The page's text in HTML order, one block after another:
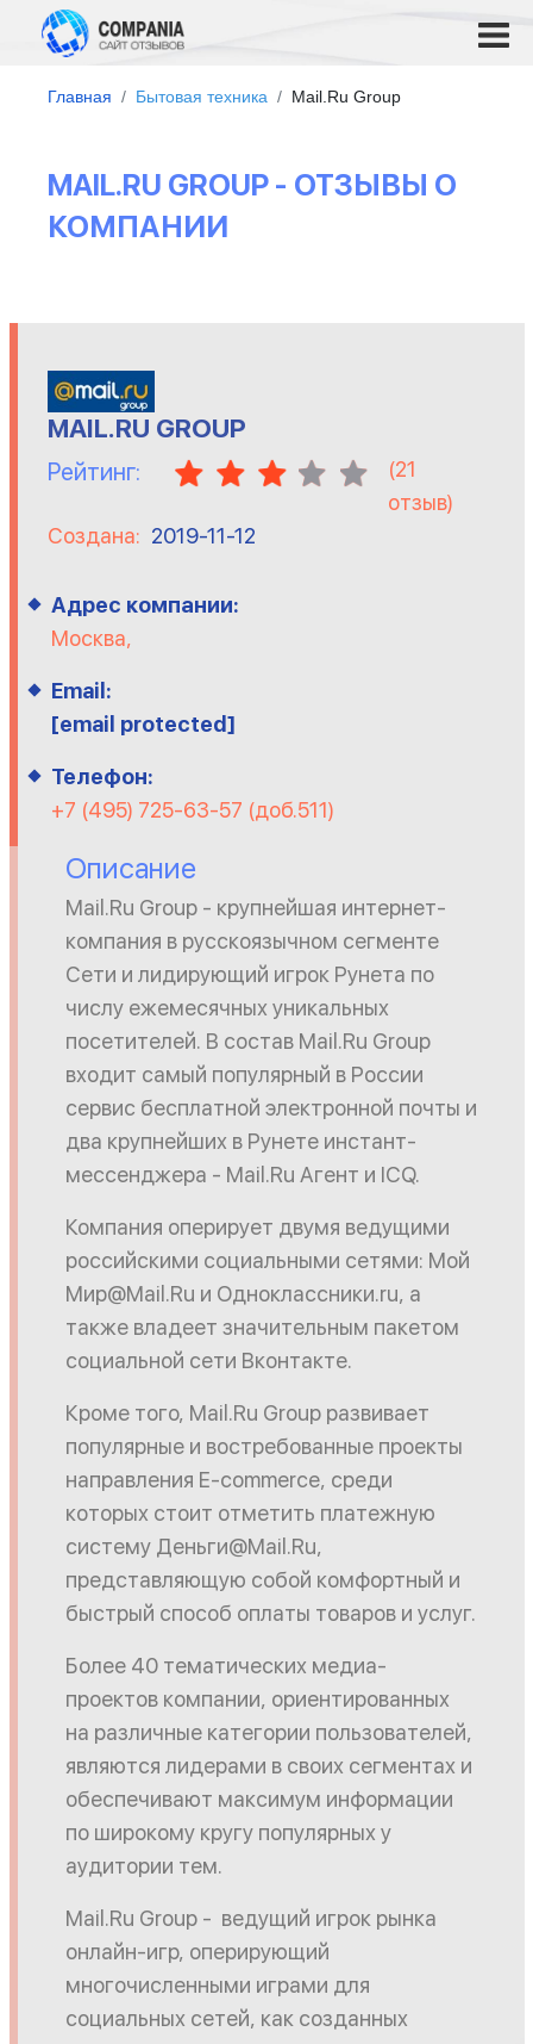
Главная Бытовая техника Mail.Ru Group
MAIL.RU GROUP - ОТЗЫВЫ О
КОМПАНИИ
MAIL.RU GROUP
Рейтинг: (21
отзыв)
Создана: 2019-11-12
Адрес компании:
Москва,
Email:
[email protected]
Телефон:
+7 (495) 725-63-57 (доб.511)
Описание
Mail.Ru Group - крупнейшая интернет-
компания в русскоязычном сегменте
Сети и лидирующий игрок Рунета по
числу ежемесячных уникальных
посетителей. В состав Mail.Ru Group
входит самый популярный в России
сервис бесплатной электронной почты и
два крупнейших в Рунете инстант-
мессенджера - Mail.Ru Агент и ICQ.
Компания оперирует двумя ведущими
российскими социальными сетями: Moй
Мир@Mail.Ru и Одноклассники.ru, а
также владеет значительным пакетом
социальной сети Вконтакте.
Кроме того, Mail.Ru Group развивает
популярные и востребованные проекты
направления E-commerce, среди
которых стоит отметить платежную
систему Деньги@Mail.Ru,
представляющую собой комфортный и
быстрый способ оплаты товаров и услуг.
Более 40 тематических медиа-
проектов компании, ориентированных
на различные категории пользователей,
являются лидерами в своих сегментах и
обеспечивают максимум информации
по широкому кругу популярных у
аудитории тем.
Mail.Ru Group - ведущий игрок рынка
онлайн-игр, оперирующий
многочисленными играми для
социальных сетей, как созданных